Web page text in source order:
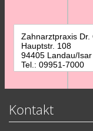
Kontakt